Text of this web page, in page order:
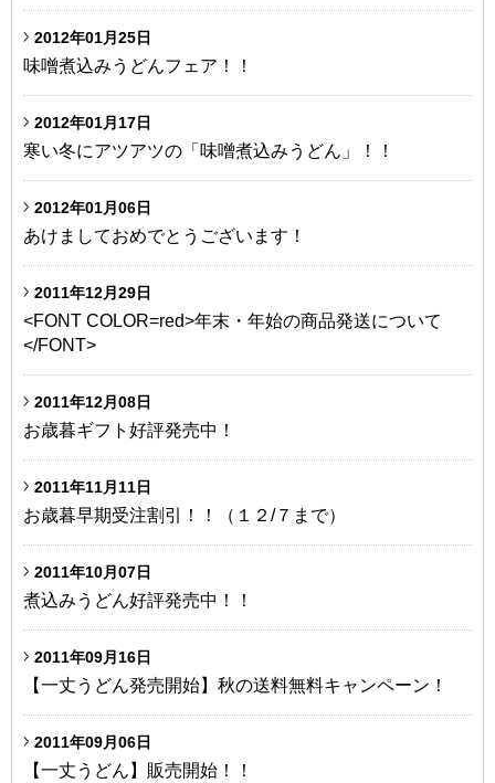
2012年01月25日
味噌煮込みうどんフェア！！
2012年01月17日
寒い冬にアツアツの「味噌煮込みうどん」！！
2012年01月06日
あけましておめでとうございます！
2011年12月29日
<FONT COLOR=red>年末・年始の商品発送について
</FONT>
2011年12月08日
お歳暮ギフト好評発売中！
2011年11月11日
お歳暮早期受注割引！！（１２/７まで）
2011年10月07日
煮込みうどん好評発売中！！
2011年09月16日
【一丈うどん発売開始】秋の送料無料キャンペーン！
2011年09月06日
【一丈うどん】販売開始！！